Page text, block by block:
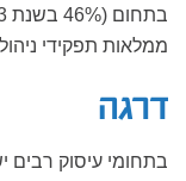
ממלאות תפקידי
דרגה
בתחומי עיסוק רבים